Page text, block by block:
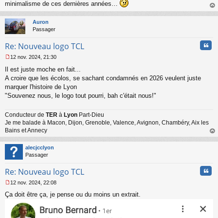
a
g
e
n
n
u
minimalisme de ces dernières années…
au
Auron
Passager
Re: Nouveau logo TCL
e
s
g
n
o
n
u
12 nov. 2024, 21:30
Il est juste moche en fait...
A croire que les écolos, se sachant condamnés en 2026 veulent juste
marquer l'histoire de Lyon
"Souvenez nous, le logo tout pourri, bah c'était nous!"
Conducteur de TER à Lyon Part-Dieu
Je me balade à Macon, Dijon, Grenoble, Valence, Avignon, Chambéry, Aix les
Bains et Annecy
au
alecjcclyon
Passager
Re: Nouveau logo TCL
e
s
12 nov. 2024, 22:08
Ça doit être ça, je pense ou du moins un extrait.